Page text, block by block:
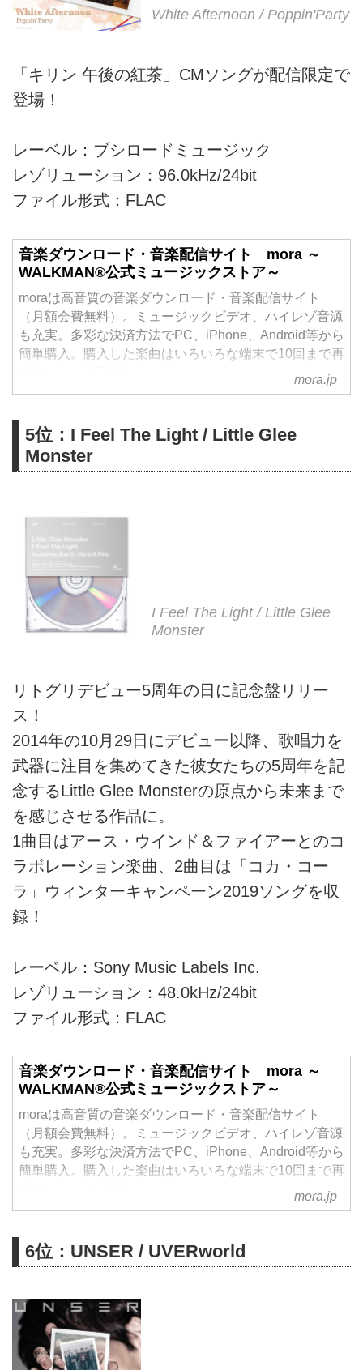
White Afternoon / Poppin'Party
「キリン 午後の紅茶」CMソングが配信限定で
登場！
レーベル：ブシロードミュージック
レゾリューション：96.0kHz/24bit
ファイル形式：FLAC
音楽ダウンロード・音楽配信サイト mora ～
WALKMAN®公式ミュージックストア～
moraは高音質の音楽ダウンロード・音楽配信サイト
（月額会費無料）。ミュージックビデオ、ハイレゾ音源
も充実。多彩な決済方法でPC、iPhone、Android等から
簡単購入。購入した楽曲はいろいろな端末で10回まで再
mora.jp
5位：I Feel The Light / Little Glee
Monster
I Feel The Light / Little Glee
Monster
リトグリデビュー5周年の日に記念盤リリー
ス！
2014年の10月29日にデビュー以降、歌唱力を
武器に注目を集めてきた彼女たちの5周年を記
念するLittle Glee Monsterの原点から未来まで
を感じさせる作品に。
1曲目はアース・ウインド＆ファイアーとのコ
ラボレーション楽曲、2曲目は「コカ・コー
ラ」ウィンターキャンペーン2019ソングを収
録！
レーベル：Sony Music Labels Inc.
レゾリューション：48.0kHz/24bit
ファイル形式：FLAC
音楽ダウンロード・音楽配信サイト mora ～
WALKMAN®公式ミュージックストア～
moraは高音質の音楽ダウンロード・音楽配信サイト
（月額会費無料）。ミュージックビデオ、ハイレゾ音源
も充実。多彩な決済方法でPC、iPhone、Android等から
簡単購入。購入した楽曲はいろいろな端末で10回まで再
mora.jp
6位：UNSER / UVERworld